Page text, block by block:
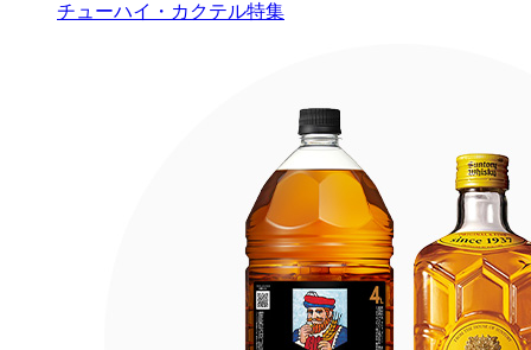
チューハイ・カクテル特集